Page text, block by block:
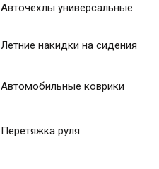
Авточехлы универсальные
Летние накидки на сидения
Автомобильные коврики
Перетяжка руля